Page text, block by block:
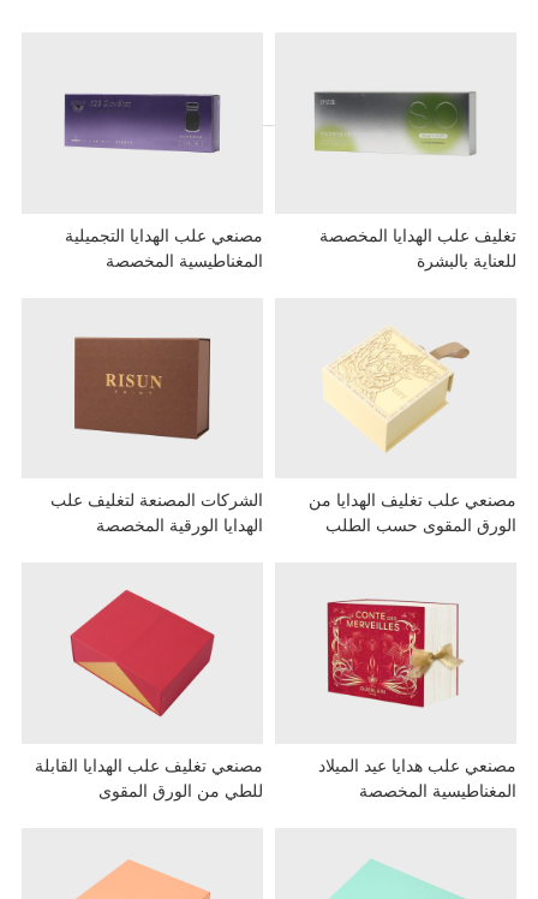
علب الهدايا المخصصة
بالبشرة
مصنعي علب الهدايا التجميلية
المغناطيسية المخصصة
علب تغليف الهدايا من
المقوى حسب الطلب
الشركات المصنعة لتغليف علب
الهدايا الورقية المخصصة
علب هدايا عيد الميلاد
المخصصة
مصنعي تغليف علب الهدايا القابلة
للطي من الورق المقوى